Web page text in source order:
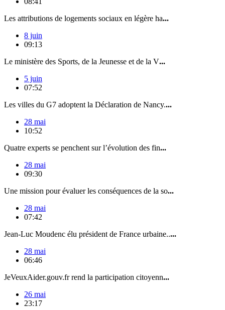
Les attributions de logements sociaux en légère ha...
8 juin
09:13
Le ministère des Sports, de la Jeunesse et de la V...
5 juin
07:52
Les villes du G7 adoptent la Déclaration de Nancy....
28 mai
10:52
Quatre experts se penchent sur l’évolution des fin...
28 mai
09:30
Une mission pour évaluer les conséquences de la so...
28 mai
07:42
Jean-Luc Moudenc élu président de France urbaine.....
28 mai
06:46
JeVeuxAider.gouv.fr rend la participation citoyenn...
26 mai
23:17